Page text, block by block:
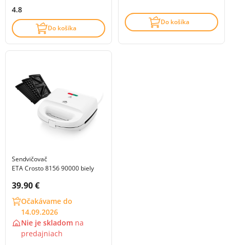
4.8
Do košíka
Do košíka
Sendvičovač
ETA Crosto 8156 90000 biely
Cena s DPH:
39.90 €
Očakávame do
14.09.2026
Nie je skladom na
predajniach